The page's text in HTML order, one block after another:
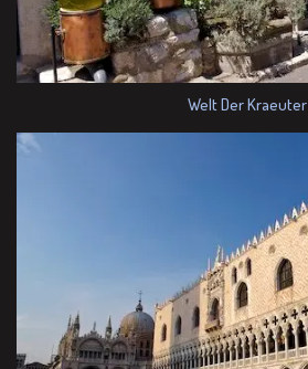
Welt Der Kraeuter